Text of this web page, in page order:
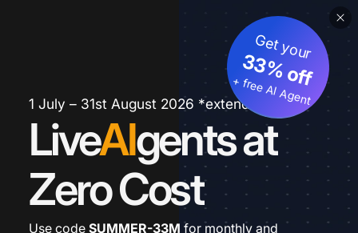
1 July – 31st August 2026 *extended
LiveAIgents at
Zero Cost
Get your
33% off
+ free AI Agent
Use code SUMMER-33M for monthly and